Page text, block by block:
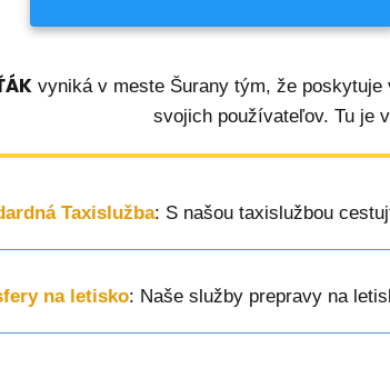
vyniká v meste Šurany tým, že poskytuje
svojich používateľov. Tu je
Taxislužba: S našou taxislužbou
na letisko: Naše služby prepravy na